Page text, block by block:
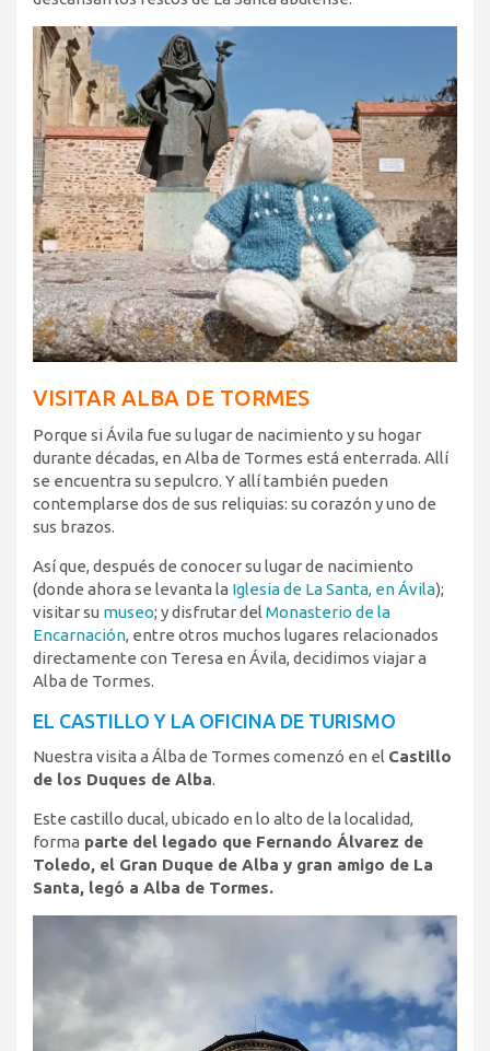
VISITAR ALBA DE TORMES
Porque si Ávila fue su lugar de nacimiento y su hogar
durante décadas, en Alba de Tormes está enterrada. Allí
se encuentra su sepulcro. Y allí también pueden
contemplarse dos de sus reliquias: su corazón y uno de
sus brazos.
Así que, después de conocer su lugar de nacimiento
(donde ahora se levanta la Iglesia de La Santa, en Ávila);
visitar su museo; y disfrutar del Monasterio de la
Encarnación, entre otros muchos lugares relacionados
directamente con Teresa en Ávila, decidimos viajar a
Alba de Tormes.
EL CASTILLO Y LA OFICINA DE TURISMO
Nuestra visita a Álba de Tormes comenzó en el Castillo
de los Duques de Alba.
Este castillo ducal, ubicado en lo alto de la localidad,
forma parte del legado que Fernando Álvarez de
Toledo, el Gran Duque de Alba y gran amigo de La
Santa, legó a Alba de Tormes.